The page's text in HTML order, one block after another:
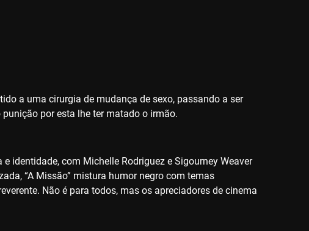
a uma cirurgia de mudança de sexo, passando a ser
por esta lhe ter matado o irmão.
identidade, com Michelle Rodriguez e Sigourney Weaver
“A Missão” mistura humor negro com temas
Não é para todos, mas os apreciadores de cinema